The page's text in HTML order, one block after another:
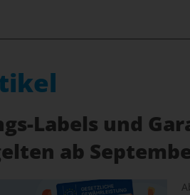
Labels und
ab